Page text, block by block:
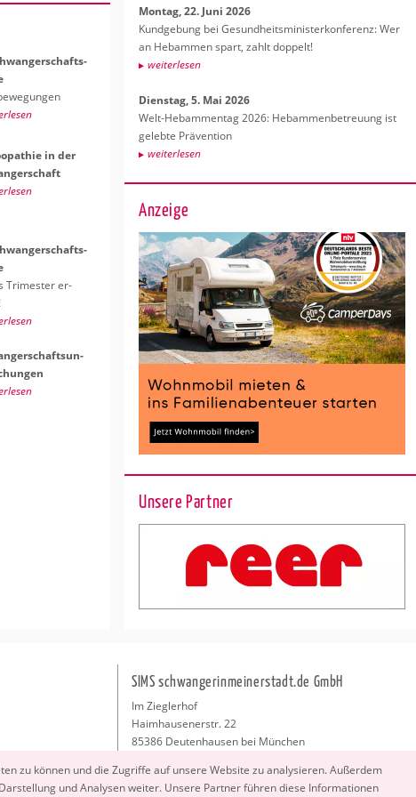
in der
Tri­mes­ter er­
Mon­tag, 22. Juni 2026
Kund­ge­bung bei Ge­sund­heits­mi­nis­ter­kon­fe­renz: Wer
an Heb­am­men spart, zahlt dop­pelt!
wei­ter­le­sen
Diens­tag, 5. Mai 2026
Welt-Heb­am­men­tag 2026: Heb­am­men­be­treu­ung ist
ge­leb­te Prä­ven­ti­on
wei­ter­le­sen
Anzeige
Unsere Partner
zu kön­nen und die Zu­grif­fe auf un­se­re Web­site zu ana­ly­sie­ren. Au­ßer­dem
und Ana­ly­sen wei­ter. Un­se­re Part­ner füh­ren diese In­for­ma­tio­nen
SIMS schwangerinmeinerstadt.de GmbH
Im Zieglerhof
Haimhausenerstr. 22
85386 Deutenhausen bei München